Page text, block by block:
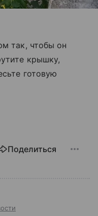
так, чтобы он
крышку,
готовую
Поделиться